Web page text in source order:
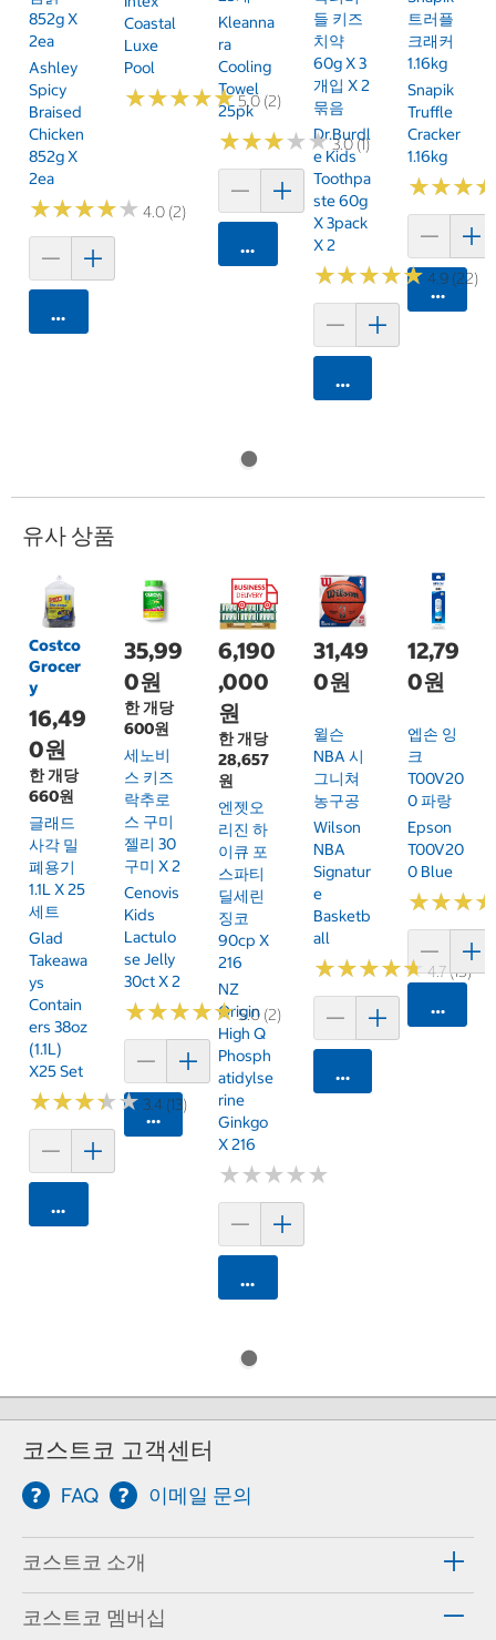
852g X
2ea
Ashley
Spicy
Braised
Chicken
852g X
2ea
★★★★★
★★★★★ 4.0 (2)
카트에 담기
Coastal
Luxe
Pool
★★★★★
★★★★★5.0 (2)
Kleanna
Ra
Cooling
Towel
25pk
★★★★★
★★★★★3.0 (1)
카트에 담기
들 키즈
치약
60g X 3
개입 X 2
묶음
Dr.Burdl
E Kids
Toothpa
Ste 60g
X 3pack
X 2
★★★★★
★★★★★4.9 (22)
카트에 담기
트러플
크래커
1.16kg
Snapik
Truffle
Cracker
1.16kg
★★★
★★★
카트에
유사 상품
Costco
Grocer
y
16,49
0원
한 개당
660원
글래드
사각 밀
폐용기
1.1L X 25
세트
Glad
Takeawa
Ys
Contain
Ers 38oz
(1.1L)
X25 Set
★★★★★
★★★★★3.4 (13)
카트에 담기
35,99
0원
한 개당
600원
세노비
스 키즈
락추로
스 구미
젤리 30
구미 X 2
Cenovis
Kids
Lactulo
Se Jelly
30ct X 2
★★★★★
★★★★★5.0 (2)
카트에 담기
6,190
,000
원
한 개당
28,657
원
엔젯오
리진 하
이큐 포
스파티
딜세린
징코
90cp X
216
NZ
Origin
High Q
Phosph
Atidylse
Rine
Ginkgo
X 216
★★★★★
★★★★★
카트에 담기
31,49
0원
윌슨
NBA 시
그니쳐
농구공
Wilson
NBA
Signatur
E
Basketb
All
★★★★★
★★★★★4.7 (15)
카트에 담기
12,79
0원
엡손 잉
크
T00V20
0 파랑
Epson
T00V20
0 Blue
★★★
★★★
카트에
코스트코 고객센터
FAQ 이메일 문의
코스트코 소개
코스트코 멤버십